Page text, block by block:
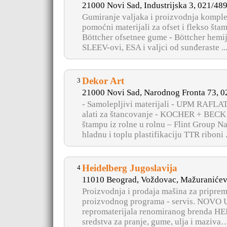
21000 Novi Sad, Industrijska 3, 021/
Gumiranje valjaka i proizvodnja
pomoćni materijali za ofset i flekso
Böttcher ofsetnee gume - Böttcher
SLEEV-ovi, ESA i valjci od sunđeraste
3 Dekor Art
21000 Novi Sad, Narodnog Fronta 73,
- Samolepljivi materijali - UPM
alati za štancovanje - KOCHER +
štampu iz rolne u rolnu – Flint Group
hladnu i toplu plastifikaciju TTR riboni
4 Heidelberg Jugoslavija
11010 Beograd, Voždovac,
Proizvodnja i prodaja mašina za
proizvodnog programa - servis. NOVO
repromaterijala renomiranog brenda
sredstva za pranje, gume, ulja i